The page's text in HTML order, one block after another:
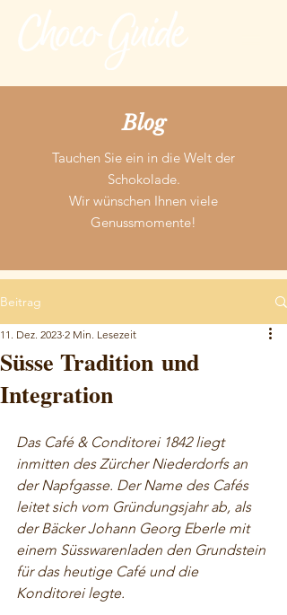
Blog
Tauchen Sie ein in die Welt der
Schokolade.
Wir wünschen Ihnen viele
Genussmomente!
Beitrag
Süsse Tradition und
Integration
11. Dez. 2023 2 Min. Lesezeit
Das Café & Conditorei 1842 liegt
inmitten des Zürcher Niederdorfs an
der Napfgasse. Der Name des Cafés
leitet sich vom Gründungsjahr ab, als
der Bäcker Johann Georg Eberle mit
einem Süsswarenladen den Grundstein
für das heutige Café und die
Konditorei legte.